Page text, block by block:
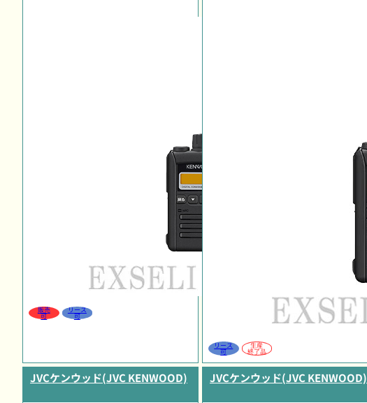
販売
可
リース
可
リース
可
生産
終了品
JVCケンウッド(JVC KENWOOD) JVCケンウッド(JVC KENWOOD)